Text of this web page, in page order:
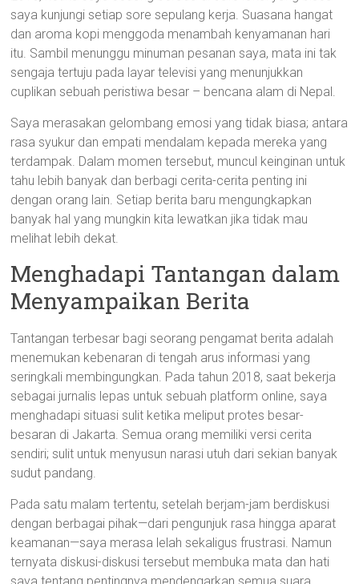
saya kunjungi setiap sore sepulang kerja. Suasana hangat
dan aroma kopi menggoda menambah kenyamanan hari
itu. Sambil menunggu minuman pesanan saya, mata ini tak
sengaja tertuju pada layar televisi yang menunjukkan
cuplikan sebuah peristiwa besar – bencana alam di Nepal.
Saya merasakan gelombang emosi yang tidak biasa; antara
rasa syukur dan empati mendalam kepada mereka yang
terdampak. Dalam momen tersebut, muncul keinginan untuk
tahu lebih banyak dan berbagi cerita-cerita penting ini
dengan orang lain. Setiap berita baru mengungkapkan
banyak hal yang mungkin kita lewatkan jika tidak mau
melihat lebih dekat.
Menghadapi Tantangan dalam
Menyampaikan Berita
Tantangan terbesar bagi seorang pengamat berita adalah
menemukan kebenaran di tengah arus informasi yang
seringkali membingungkan. Pada tahun 2018, saat bekerja
sebagai jurnalis lepas untuk sebuah platform online, saya
menghadapi situasi sulit ketika meliput protes besar-
besaran di Jakarta. Semua orang memiliki versi cerita
sendiri; sulit untuk menyusun narasi utuh dari sekian banyak
sudut pandang.
Pada satu malam tertentu, setelah berjam-jam berdiskusi
dengan berbagai pihak—dari pengunjuk rasa hingga aparat
keamanan—saya merasa lelah sekaligus frustrasi. Namun
ternyata diskusi-diskusi tersebut membuka mata dan hati
saya tentang pentingnya mendengarkan semua suara